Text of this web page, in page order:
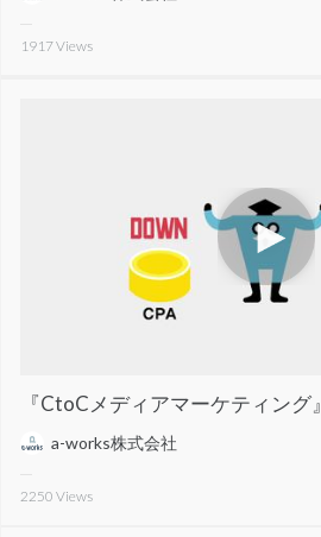
1917Views
『CtoCメディアマーケティング』
a-works株式会社
2250 Views